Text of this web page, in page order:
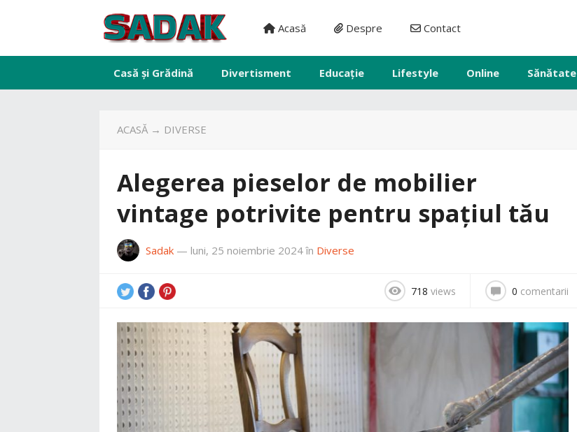
Acasă Despre Contact
Casă și Grădină Divertisment Educație Lifestyle Online Sănătate
ACASĂ→ DIVERSE
Alegerea pieselor de mobilier
vintage potrivite pentru spațiul tău
Sadak — luni, 25 noiembrie 2024 în Diverse
718 views 0 comentarii